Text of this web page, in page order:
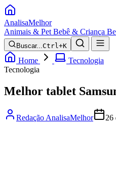
AnalisaMelhor
Animais & Pet Bebê & Criança
Buscar...Ctrl+K
Home
Tecnologia
Tecnologia
Melhor tablet
Redação AnalisaMelhor 26